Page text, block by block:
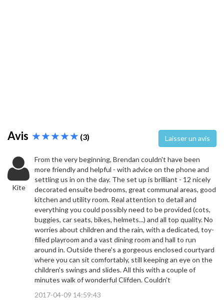
Avis (3) Laisser un avis
Kite
From the very beginning, Brendan couldn't have been
more friendly and helpful - with advice on the phone and
settling us in on the day. The set up is brilliant - 12 nicely
decorated ensuite bedrooms, great communal areas, good
kitchen and utility room. Real attention to detail and
everything you could possibly need to be provided (cots,
buggies, car seats, bikes, helmets...) and all top quality. No
worries about children and the rain, with a dedicated, toy-
filled playroom and a vast dining room and hall to run
around in. Outside there's a gorgeous enclosed courtyard
where you can sit comfortably, still keeping an eye on the
children's swings and slides. All this with a couple of
minutes walk of wonderful Clifden. Couldn't
2017-04-09 14:59:43